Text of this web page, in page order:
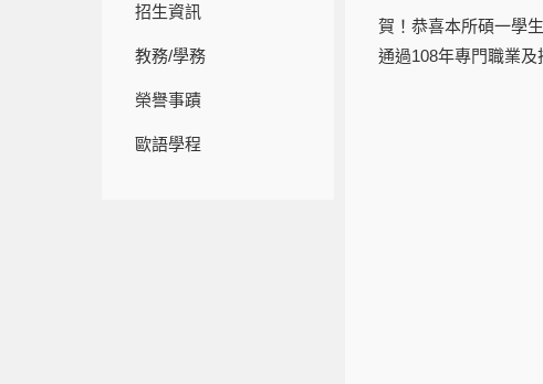
招生資訊
教務/學務
榮譽事蹟
歐語學程
賀！恭喜本所碩一學
通過108年專門職業